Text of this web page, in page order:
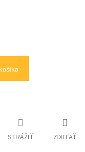
STRÁŽIŤ ZDIEĽAŤ